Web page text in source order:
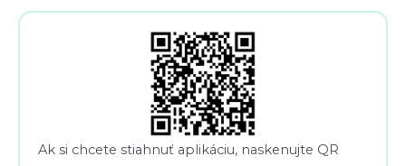
Ak si chcete stiahnuť aplikáciu, naskenujte QR